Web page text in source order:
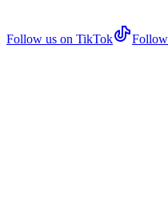
Follow us on TikTok